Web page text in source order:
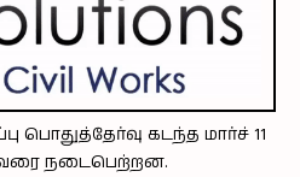
பொதுத்தேர்வு கடந்த மார்ச் 11
வரை நடைபெற்றன.